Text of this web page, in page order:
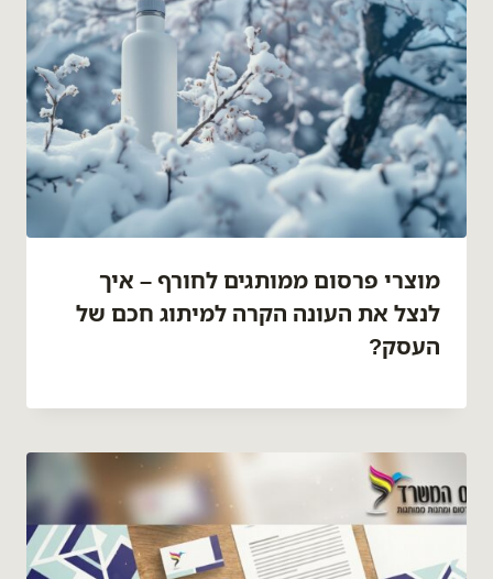
מוצרי פרסום ממותגים לחורף – איך
לנצל את העונה הקרה למיתוג חכם של
העסק?